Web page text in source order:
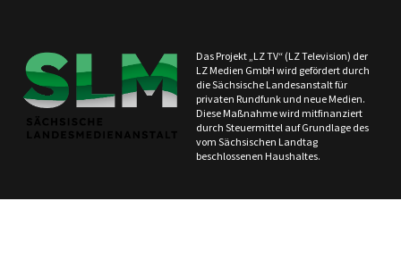
Das Projekt „LZ TV“ (LZ Television) der
LZ Medien GmbH wird gefördert durch
die Sächsische Landesanstalt für
privaten Rundfunk und neue Medien.
Diese Maßnahme wird mitfinanziert
durch Steuermittel auf Grundlage des
vom Sächsischen Landtag
beschlossenen Haushaltes.